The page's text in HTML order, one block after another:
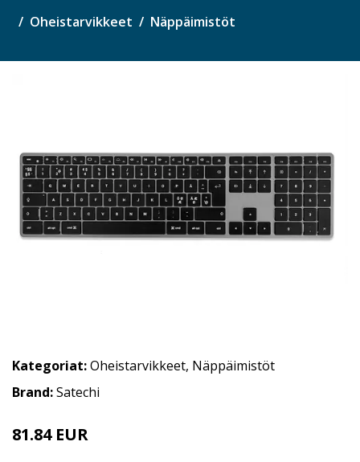
Oheistarvikkeet Näppäimistöt
Kategoriat:Oheistarvikkeet, Näppäimistöt
Brand:Satechi
81.84 EUR